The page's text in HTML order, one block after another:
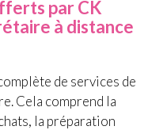
par CK
à distance
de services de
Cela comprend la
la préparation